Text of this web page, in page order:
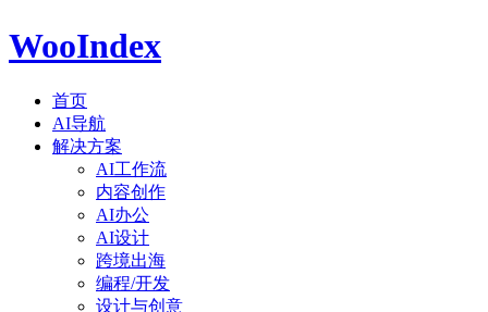
WooIndex
首页
AI导航
解决方案
AI工作流
内容创作
AI办公
AI设计
跨境出海
编程/开发
设计与创意